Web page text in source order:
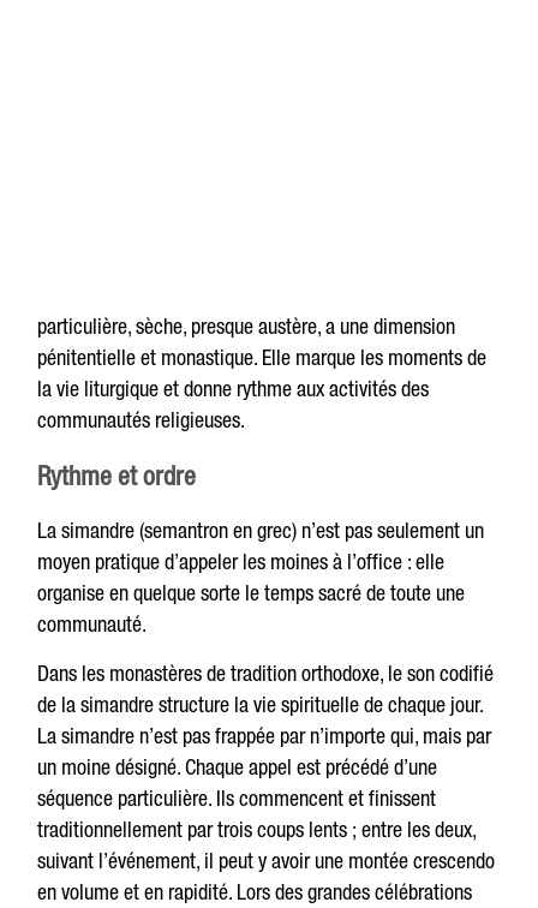
particulière, sèche, presque austère, a une dimension
pénitentielle et monastique. Elle marque les moments de
la vie liturgique et donne rythme aux activités des
communautés religieuses.
Rythme et ordre
La simandre (semantron en grec) n’est pas seulement un
moyen pratique d’appeler les moines à l’office : elle
organise en quelque sorte le temps sacré de toute une
communauté.
Dans les monastères de tradition orthodoxe, le son codifié
de la simandre structure la vie spirituelle de chaque jour.
La simandre n’est pas frappée par n’importe qui, mais par
un moine désigné. Chaque appel est précédé d’une
séquence particulière. Ils commencent et finissent
traditionnellement par trois coups lents ; entre les deux,
suivant l’événement, il peut y avoir une montée crescendo
en volume et en rapidité. Lors des grandes célébrations